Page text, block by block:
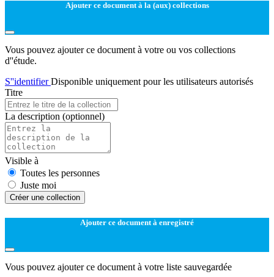
Ajouter ce document à la (aux) collections
Vous pouvez ajouter ce document à votre ou vos collections
d''étude.
S''identifierDisponible uniquement pour les utilisateurs autorisés
Titre
La description (optionnel)
Visible à
Toutes les personnes
Juste moi
Créer une collection
Ajouter ce document à enregistré
Vous pouvez ajouter ce document à votre liste sauvegardée